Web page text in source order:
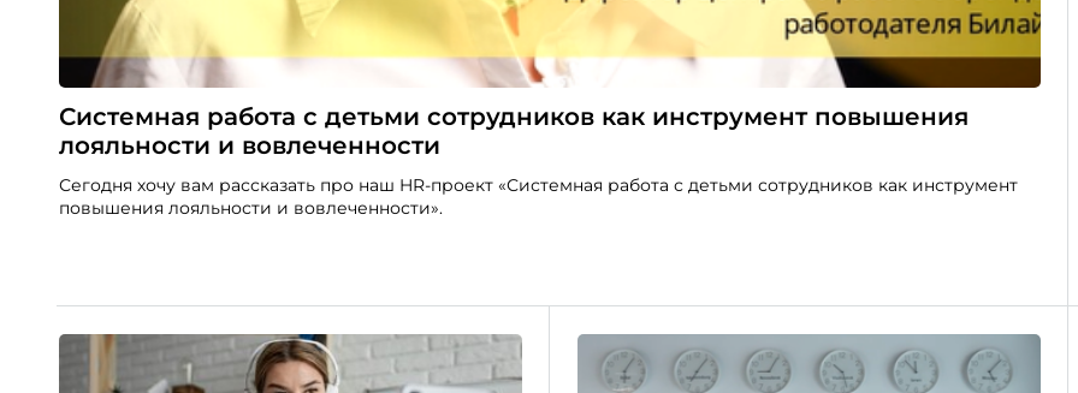
Системная работа с детьми сотрудников как инструмент повышения
лояльности и вовлеченности
Сегодня хочу вам рассказать про наш HR-проект «Системная работа с детьми сотрудников как инструмент
повышения лояльности и вовлеченности».